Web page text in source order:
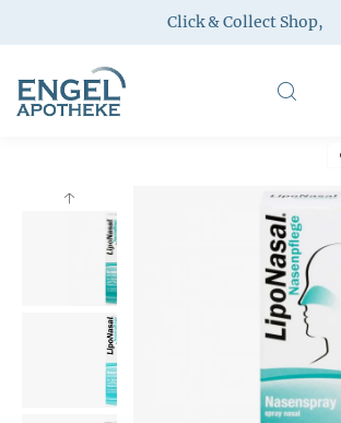
Click & Collect Shop,